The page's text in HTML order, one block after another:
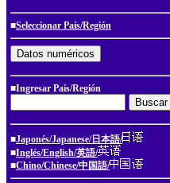
■Seleccionar País/Región
■Ingresar País/Región
■Japonés/Japanese/日本語/
■Inglés/English/英語/
■Chino/Chinese/中国語/